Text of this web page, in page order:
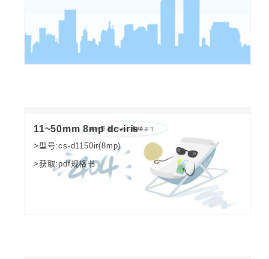
11~50mm 8mp dc-iris
>型号:cs-d1150ir(8mp)
>获取:pdf规格书